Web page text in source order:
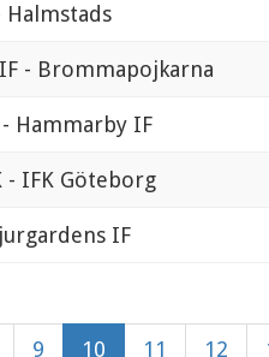
Halmstads
- Brommapojkarna
- Hammarby IF
- IFK Göteborg
IF
9 10 11 12